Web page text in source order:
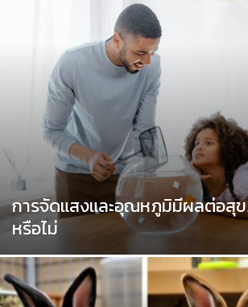
การจัดแสงและอุณหภูมิมีผลต่อสุ
หรือไม่